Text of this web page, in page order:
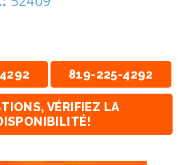
819-225-4292
VÉRIFIEZ LA